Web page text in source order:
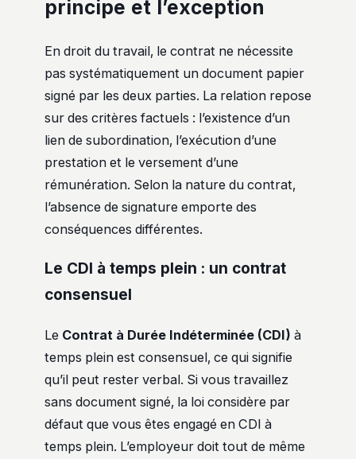
principe et l’exception
En droit du travail, le contrat ne nécessite
pas systématiquement un document papier
signé par les deux parties. La relation repose
sur des critères factuels : l’existence d’un
lien de subordination, l’exécution d’une
prestation et le versement d’une
rémunération. Selon la nature du contrat,
l’absence de signature emporte des
conséquences différentes.
Le CDI à temps plein : un contrat
consensuel
Le Contrat à Durée Indéterminée (CDI) à
temps plein est consensuel, ce qui signifie
qu’il peut rester verbal. Si vous travaillez
sans document signé, la loi considère par
défaut que vous êtes engagé en CDI à
temps plein. L’employeur doit tout de même